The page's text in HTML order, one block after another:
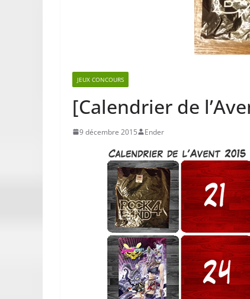
JEUX CONCOURS
[Calendrier de
9 décembre 2015 Ender